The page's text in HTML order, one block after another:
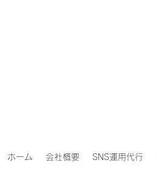
ホーム 会社概要 SNS運用代行